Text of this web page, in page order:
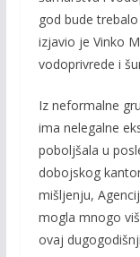
god bude
izjavio je Vinko
vodoprivrede i
Iz neformalne
ima nelegalne
poboljšala u
dobojskog
mišljenju,
mogla mnogo
ovaj